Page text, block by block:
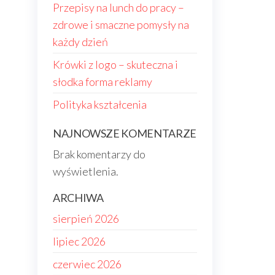
Przepisy na lunch do pracy –
zdrowe i smaczne pomysły na
każdy dzień
Krówki z logo – skuteczna i
słodka forma reklamy
Polityka kształcenia
NAJNOWSZE KOMENTARZE
Brak komentarzy do
wyświetlenia.
ARCHIWA
sierpień 2026
lipiec 2026
czerwiec 2026